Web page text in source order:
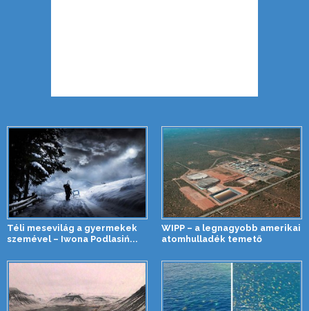
Téli mesevilág a gyermekek
szemével – Iwona Podlasiń...
WIPP – a legnagyobb amerikai
atomhulladék temető